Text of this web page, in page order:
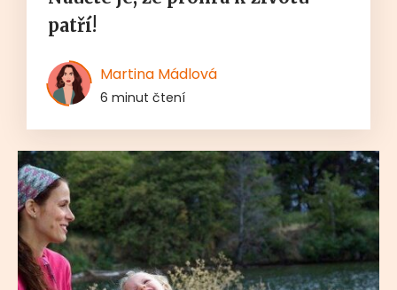
patří!
Martina Mádlová
6 minut čtení